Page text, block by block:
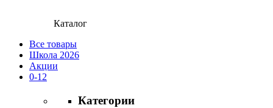
Каталог
Все товары
Школа 2026
Акции
0-12
Категории